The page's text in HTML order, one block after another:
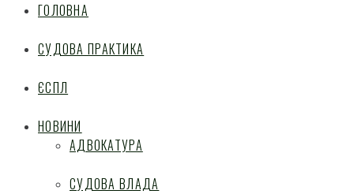
ГОЛОВНА
СУДОВА ПРАКТИКА
ЄСПЛ
НОВИНИ
АДВОКАТУРА
СУДОВА ВЛАДА